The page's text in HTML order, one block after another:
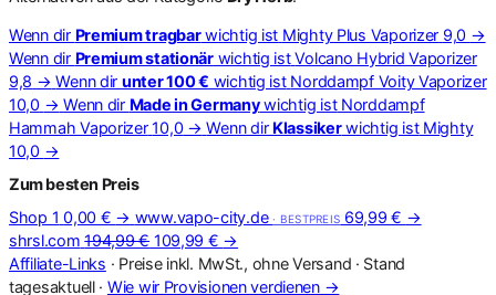
Wenn dir Premium tragbarwichtig ist Mighty Plus Vaporizer 9,0 →
Wenn dir Premium stationärwichtig ist Volcano Hybrid Vaporizer
9,8 → Wenn dir unter 100 € wichtig ist Norddampf Voity Vaporizer
10,0 → Wenn dir Made in Germanywichtig ist Norddampf
Hammah Vaporizer 10,0 → Wenn dir Klassikerwichtig ist Mighty
10,0 →
Zum besten Preis
Shop 1 0,00 € → www.vapo-city.de · BESTPREIS 69,99 € →
shrsl.com 194,99 € 109,99 € →
Affiliate-Links · Preise inkl. MwSt., ohne Versand · Stand
tagesaktuell · Wie wir Provisionen verdienen →